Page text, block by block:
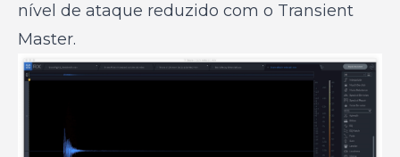
nível de ataque reduzido com o Transient
Master.